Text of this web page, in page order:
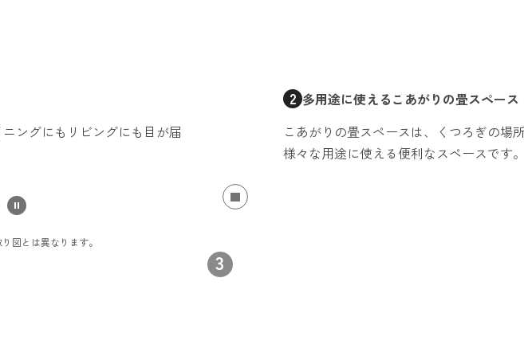
3
ングにもリビングにも目が届
2 多用途に使えるこあがりの畳スペース
こあがりの畳スペースは、くつろぎの場
様々な用途に使える便利なスペースです
図とは異なります。